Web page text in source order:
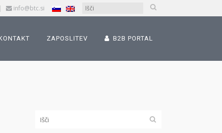
info@btc.si
ZAPOSLITEV B2B PORTAL